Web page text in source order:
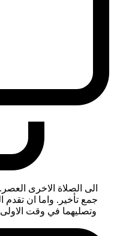
الى الصلاة الاخرى
جمع تأخير. واما ان تقدم
وتصليهما في وقت